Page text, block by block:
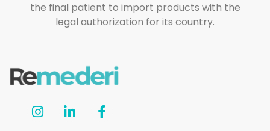
the final patient to import products with the
legal authorization for its country.